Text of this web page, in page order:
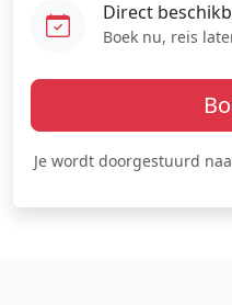
Direct
Boek nu, reis
Je wordt doorgestuurd